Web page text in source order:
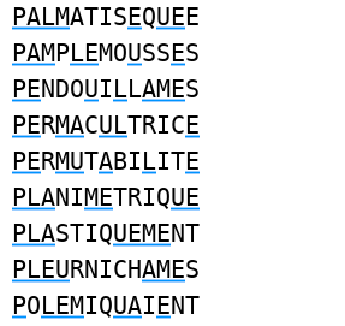
PALMATISEQUEE
PAMPLEMOUSSES
PENDOUILLAMES
PERMACULTRICE
PERMUTABILITE
PLANIMETRIQUE
PLASTIQUEMENT
PLEURNICHAMES
POLEMIQUAIENT